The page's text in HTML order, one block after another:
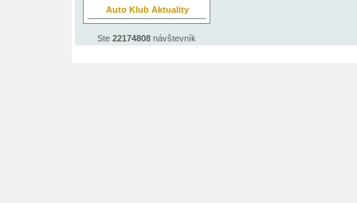
Auto Klub Aktuality
Ste 22174808 návštevník